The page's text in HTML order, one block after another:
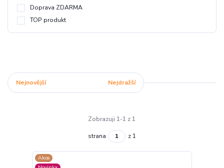
Doprava ZDARMA
TOP produkt
Nejnovější Nejdražší
Zobrazuji 1-1 z 1
strana z 1
Akce